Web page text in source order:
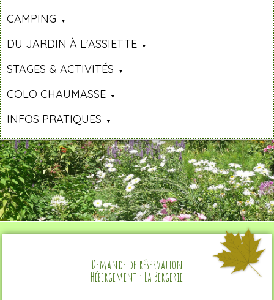
CAMPING
DU JARDIN À L'ASSIETTE
STAGES & ACTIVITÉS
COLO CHAUMASSE
INFOS PRATIQUES
Demande de réservation
Hébergement : La Bergerie